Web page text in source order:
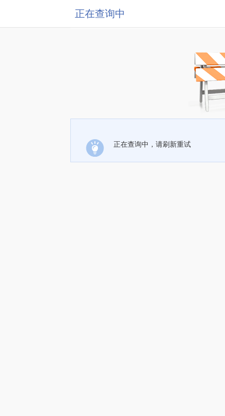
正在查询中
正在查询中，请刷新重试